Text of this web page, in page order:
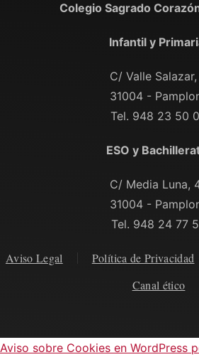
Colegio Sagrado
Infantil y
C/ Valle
31004 -
Tel. 948 23 50
ESO y
C/ Media Luna,
31004 -
Tel. 948 24 77
Aviso Legal Política de Privacidad
Canal ético
Aviso sobre Cookies en WordPress